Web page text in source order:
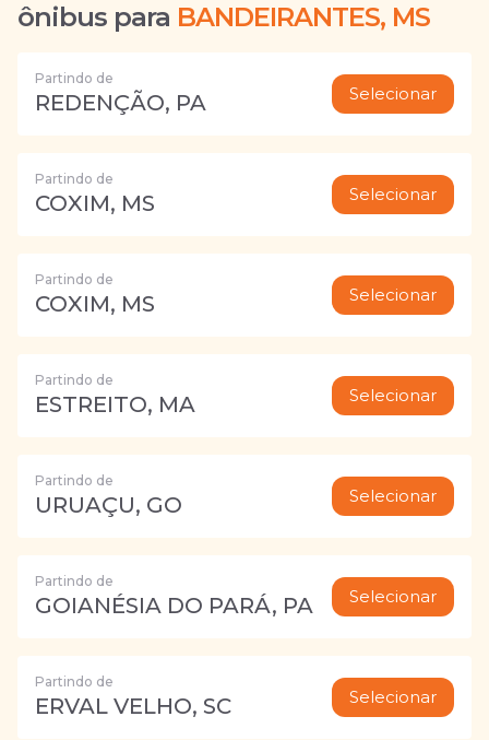
ônibus para BANDEIRANTES, MS
Partindo de
REDENÇÃO, PA Selecionar
Partindo de
COXIM, MS Selecionar
Partindo de
COXIM, MS Selecionar
Partindo de
ESTREITO, MA Selecionar
Partindo de
URUAÇU, GO Selecionar
Partindo de
GOIANÉSIA DO PARÁ, PA Selecionar
Partindo de
ERVAL VELHO, SC Selecionar